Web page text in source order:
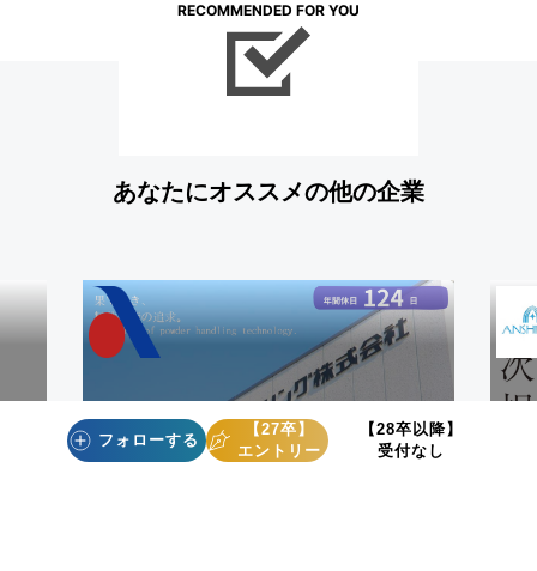
RECOMMENDED FOR YOU
あなたにオススメの他の企業
その他
フォローする
【27卒】
エントリー
【28卒以降】
受付なし